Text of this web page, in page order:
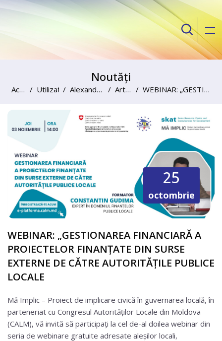
Noutăți
Acasă Utilizatori Alexandru Palii Articole WEBINAR: „GESTIONAREA FINANCIARĂ A PROIECTELOR FINANȚATE DIN SURSE EXTERNE DE CĂTRE AUTORITĂȚILE PUBLICE LOCALE
Sari la conţinutul principal
25
octombrie
WEBINAR: „GESTIONAREA FINANCIARĂ A
PROIECTELOR FINANȚATE DIN SURSE
EXTERNE DE CĂTRE AUTORITĂȚILE PUBLICE
LOCALE
Mă Implic – Proiect de implicare civică în guvernarea locală, în
parteneriat cu Congresul Autorităților Locale din Moldova
(CALM), vă invită să participați la cel de-al doilea webinar din
seria de webinare gratuite adresate aleșilor locali,